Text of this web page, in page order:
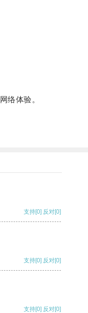
络体验。
支持[0] 反对[0]
支持[0] 反对[0]
支持[0] 反对[0]